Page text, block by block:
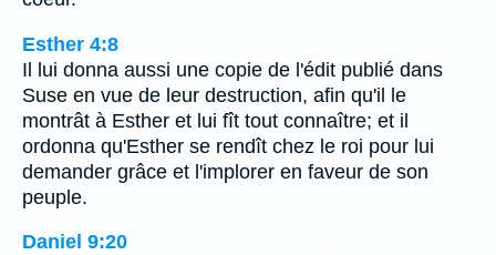
Esther 4:8
Il lui donna aussi une copie de l'édit publié dans
Suse en vue de leur destruction, afin qu'il le
montrât à Esther et lui fît tout connaître; et il
ordonna qu'Esther se rendît chez le roi pour lui
demander grâce et l'implorer en faveur de son
peuple.
Daniel 9:20